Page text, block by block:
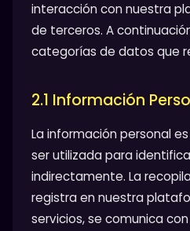
interacción con nuestra
de terceros. A
categorías de datos que
2.1 Información
La información personal
ser utilizada para
indirectamente. La
registra en nuestra
servicios, se comunica